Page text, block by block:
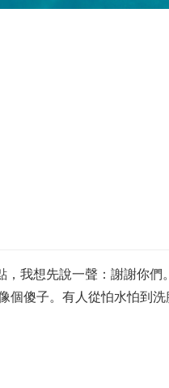
，我想先說一聲：謝謝你們
個傻子。有人從怕水怕到洗